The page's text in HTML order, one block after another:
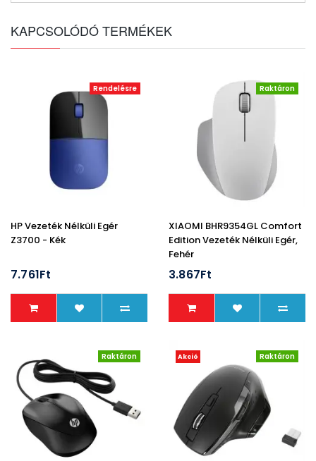
KAPCSOLÓDÓ TERMÉKEK
Rendelésre
HP Vezeték Nélküli Egér
Z3700 - Kék
7.761Ft
Raktáron
XIAOMI BHR9354GL Comfort
Edition Vezeték Nélküli Egér,
Fehér
3.867Ft
Raktáron Akció Raktáron